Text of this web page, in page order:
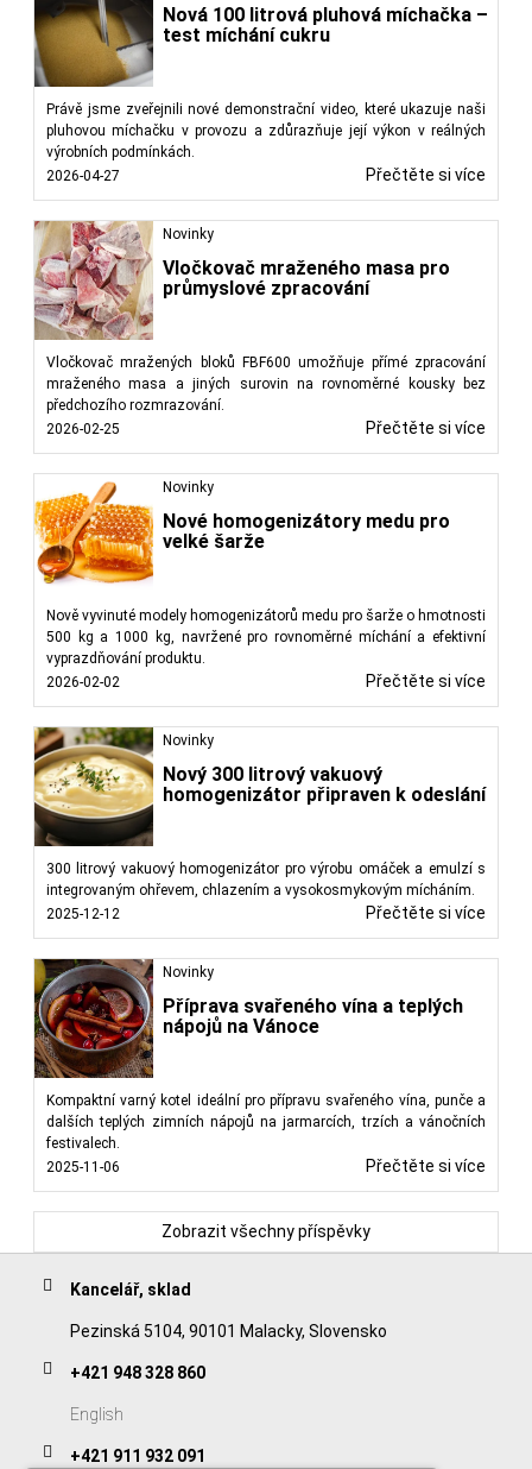
Nová 100 litrová pluhová míchačka –
test míchání cukru
Právě jsme zveřejnili nové demonstrační video, které ukazuje naši
pluhovou míchačku v provozu a zdůrazňuje její výkon v reálných
výrobních podmínkách.
2026-04-27
Přečtěte si více
Novinky
Vločkovač mraženého masa pro
průmyslové zpracování
Vločkovač mražených bloků FBF600 umožňuje přímé zpracování
mraženého masa a jiných surovin na rovnoměrné kousky bez
předchozího rozmrazování.
2026-02-25
Přečtěte si více
Novinky
Nové homogenizátory medu pro
velké šarže
Nově vyvinuté modely homogenizátorů medu pro šarže o hmotnosti
500 kg a 1000 kg, navržené pro rovnoměrné míchání a efektivní
vyprazdňování produktu.
2026-02-02
Přečtěte si více
Novinky
Nový 300 litrový vakuový
homogenizátor připraven k odeslání
300 litrový vakuový homogenizátor pro výrobu omáček a emulzí s
integrovaným ohřevem, chlazením a vysokosmykovým mícháním.
2025-12-12
Přečtěte si více
Novinky
Příprava svařeného vína a teplých
nápojů na Vánoce
Kompaktní varný kotel ideální pro přípravu svařeného vína, punče a
dalších teplých zimních nápojů na jarmarcích, trzích a vánočních
festivalech.
2025-11-06
Přečtěte si více
Zobrazit všechny příspěvky
Kancelář, sklad
Pezinská 5104, 90101 Malacky, Slovensko
+421 948 328 860
English
+421 911 932 091